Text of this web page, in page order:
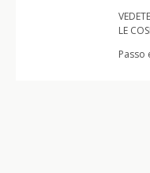
LE
Passo